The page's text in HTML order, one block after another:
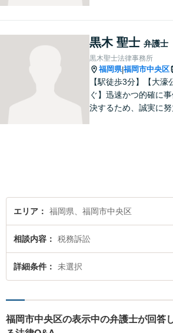
黒木 聖士 弁護士
黒木聖士法律事務所
福岡県|福岡市中央区
【駅徒歩3分】【大濠
ぐ】迅速かつ的確に
決するため、誠実に努
エリア 福岡県、福岡市中央区
相談内容 税務訴訟
詳細条件 未選択
福岡市中央区の表示中の弁護士が回答